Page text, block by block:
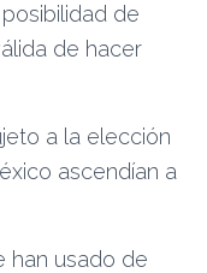
de
de hacer
a la elección
ascendían a
han usado de